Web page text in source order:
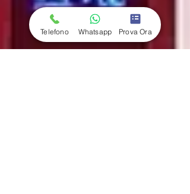
Telefono Whatsapp Prova Ora